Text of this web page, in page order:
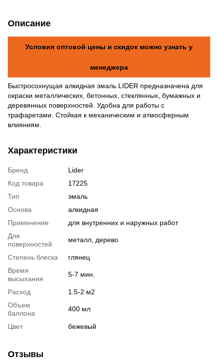
Описание
Условия оптовой цены и скидок можно узнать у
менеджера
Быстросохнущая алкидная эмаль LIDER предназначена для
окраски металлических, бетонных, стеклянных, бумажных и
деревянных поверхностей. Удобна для работы с
трафаретами. Стойкая к механическим и атмосферным
влияниям.
Характеристики
Бренд
Lider
Код товара
17225
Тип
эмаль
Основа
алкидная
Применение
для внутренних и наружных работ
Для
поверхностей
металл, дерево
Степень блеска
глянец
Время
высыхания
5-7 мин.
Расход
1.5-2 м2
Объем
баллона
400 мл
Цвет бежевый
Отзывы